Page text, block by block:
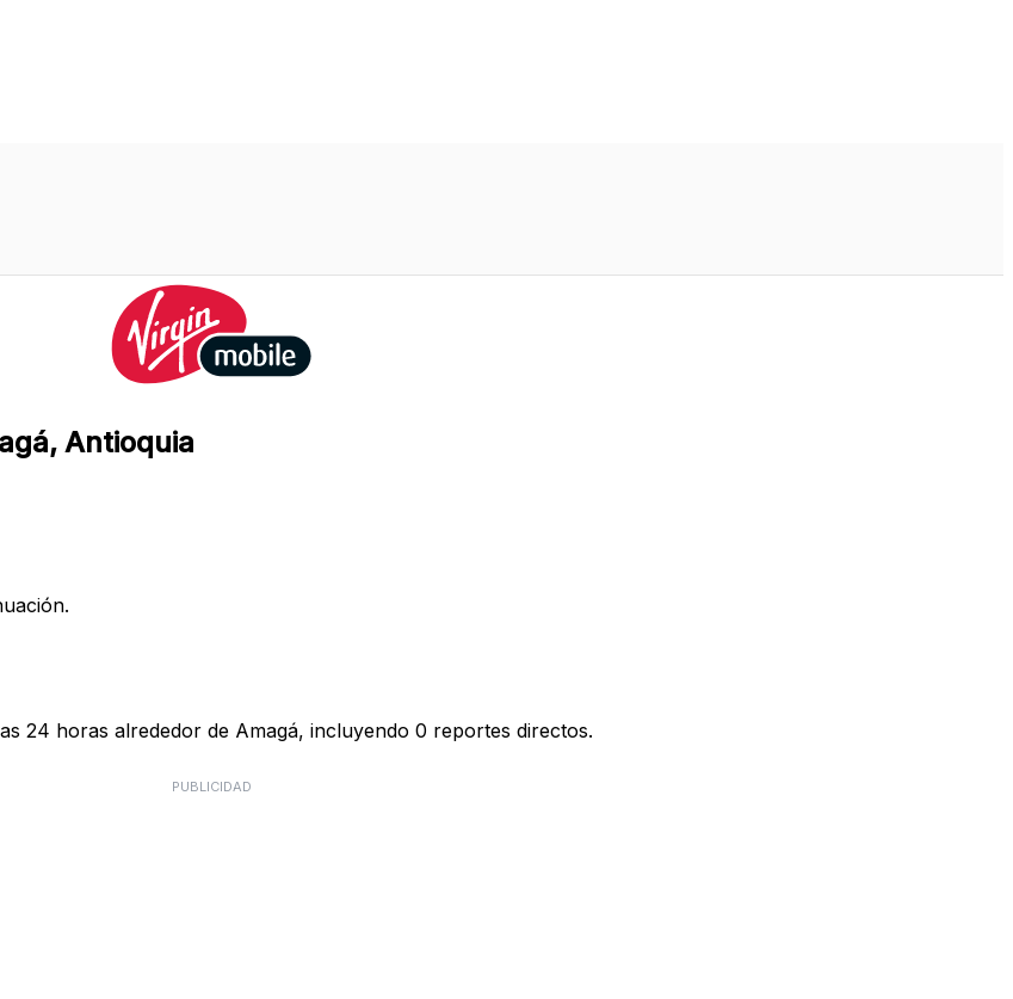
Antioquia
24 horas alrededor de Amagá, incluyendo 0 reportes directos.
PUBLICIDAD